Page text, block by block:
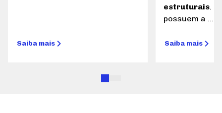
Saiba mais
estruturais.
possuem a ...
Saiba mais